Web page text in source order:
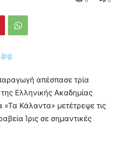
απέσπασε τρία
Ελληνικής Ακαδημίας
«Τα Κάλαντα» μετέτρεψε τις
Ίρις σε σημαντικές